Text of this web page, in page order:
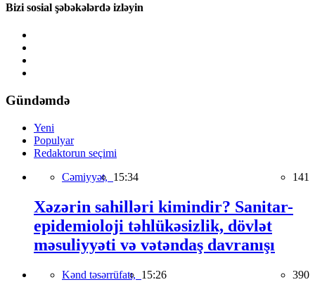
Bizi sosial şəbəkələrdə izləyin
Gündəmdə
Yeni
Populyar
Redaktorun seçimi
Cəmiyyət, 15:34 141
Xəzərin sahilləri kimindir? Sanitar-
epidemioloji təhlükəsizlik, dövlət
məsuliyyəti və vətəndaş davranışı
Kənd təsərrüfatı, 15:26 390